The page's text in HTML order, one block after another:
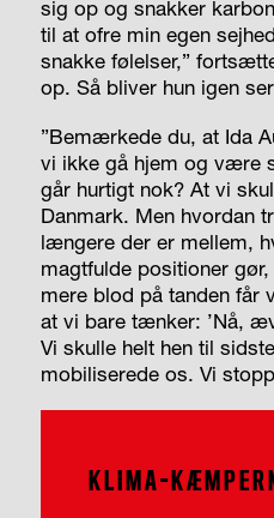
sig op og snakker
til at ofre min egen
snakke følelser,”
op. Så bliver hun igen
”Bemærkede du, at Ida
vi ikke gå hjem og være
går hurtigt nok? At vi
Danmark. Men hvordan
længere der er mellem,
magtfulde positioner
mere blod på tanden får
at vi bare tænker: ’Nå,
Vi skulle helt hen til
mobiliserede os. Vi
KLIMA-